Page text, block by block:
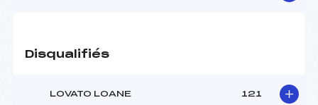
Disqualifiés
LOVATO LOANE 121